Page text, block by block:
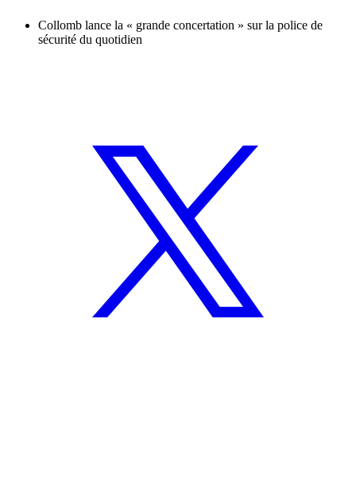
Collomb lance la « grande concertation » sur la police de
sécurité du quotidien